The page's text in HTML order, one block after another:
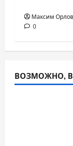
Максим Орлов
0
ВОЗМОЖНО,